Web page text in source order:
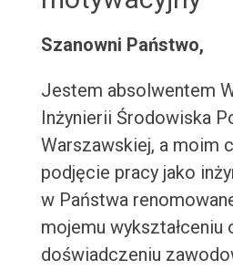
Szanowni Państwo,
Jestem absolwentem
Inżynierii Środowiska
Warszawskiej, a moim
podjęcie pracy jako
w Państwa
mojemu wykształceniu
doświadczeniu